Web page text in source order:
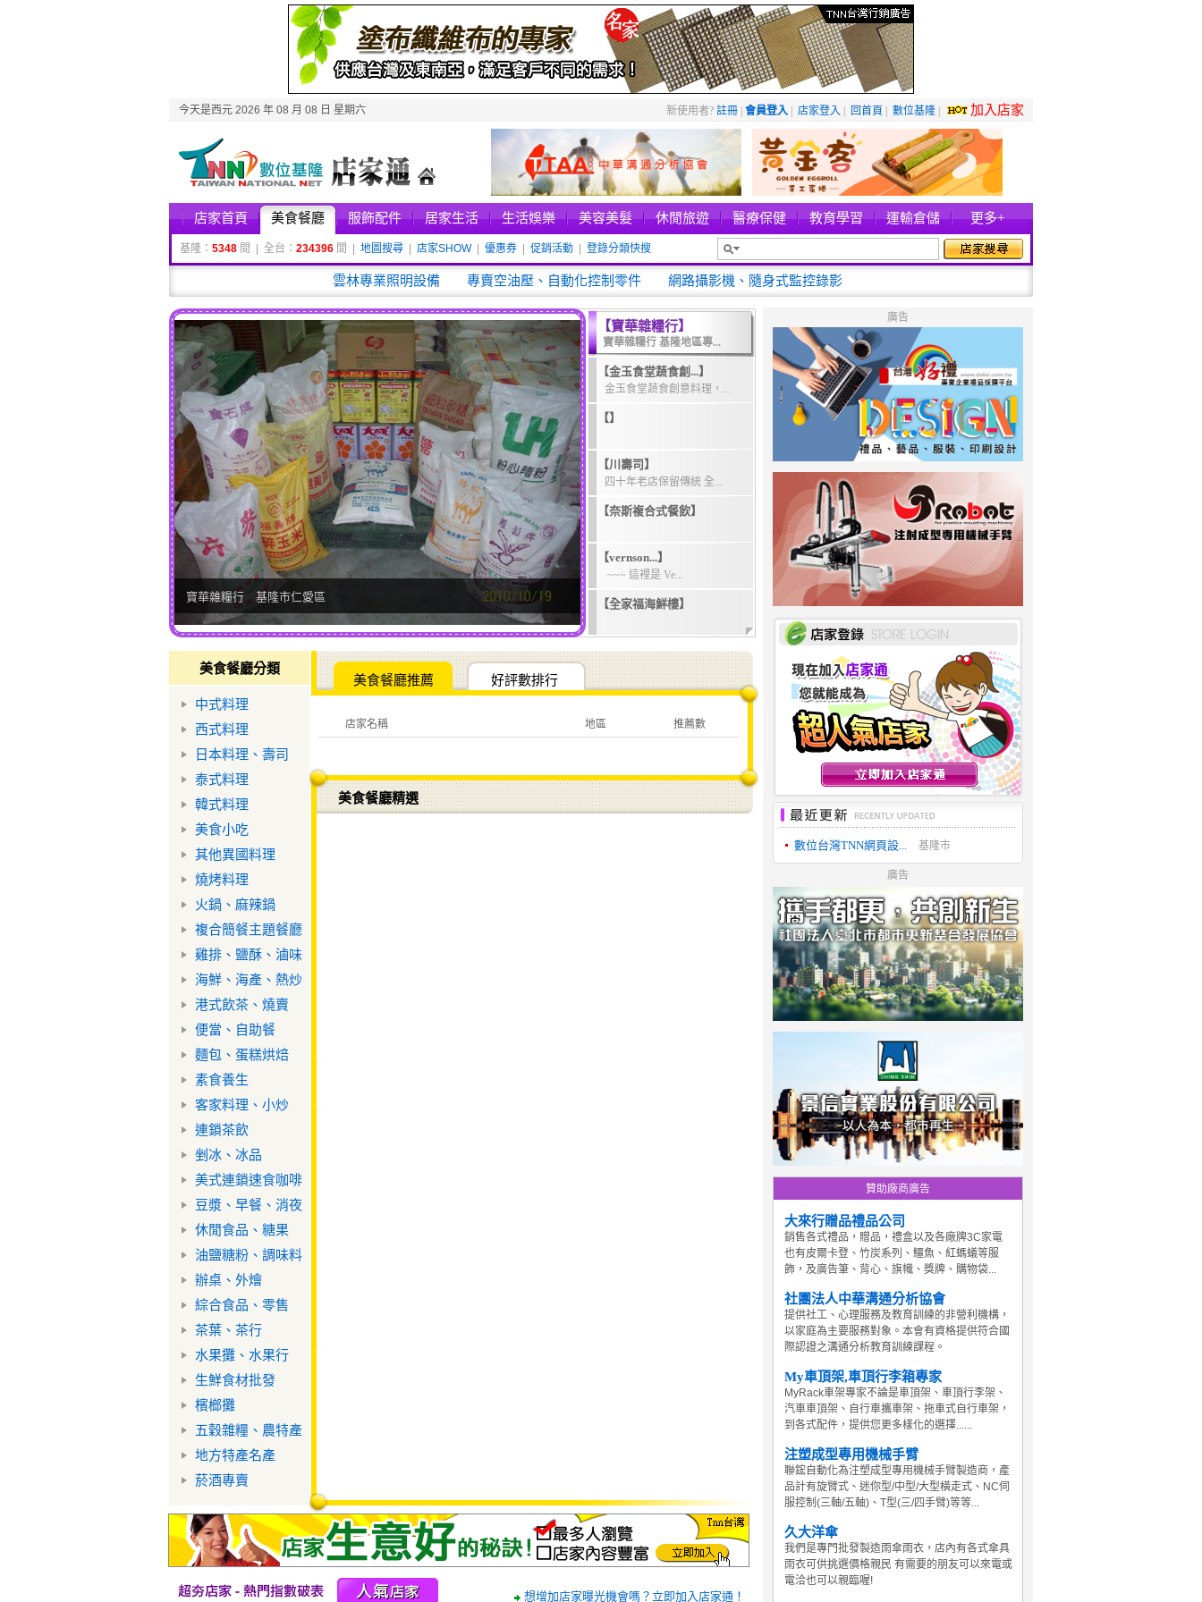
今天是西元 2026 年 08 月 08 日 星期六 新使用者? 註冊| 會員登入| 店家登入 回首頁 數位基隆| 加入店家
店家首頁 美食餐廳 服飾配件 居家生活 生活娛樂 美容美髮 休閒旅遊 醫療保健 教育學習 運輸倉儲 更多+
基隆： 5348 間 | 全台： 234396 間 | 地圖搜尋 店家SHOW| 優惠券 促銷活動 登錄分類快搜
雲林專業照明設備 專賣空油壓、自動化控制零件 網路攝影機、隨身式監控錄影
寶華雜糧行 基隆市仁愛區
【寶華雜糧行】
寶華雜糧行 基隆地區專...
【金玉食堂蔬食創...】
金玉食堂蔬食創意料理，...
【】
【川壽司】
四十年老店保留傳統 全...
【奈斯複合式餐飲】
【vernson...】
~~~ 這裡是 Ve...
【全家福海鮮樓】
美食餐廳分類
中式料理
西式料理
日本料理、壽司
泰式料理
韓式料理
美食小吃
其他異國料理
燒烤料理
火鍋、麻辣鍋
複合簡餐主題餐廳
雞排、鹽酥、滷味
海鮮、海產、熱炒
港式飲茶、燒賣
便當、自助餐
麵包、蛋糕烘焙
素食養生
客家料理、小炒
連鎖茶飲
剉冰、冰品
美式連鎖速食咖啡
豆漿、早餐、消夜
休閒食品、糖果
油鹽糖粉、調味料
辦桌、外燴
綜合食品、零售
茶葉、茶行
水果攤、水果行
生鮮食材批發
檳榔攤
五穀雜糧、農特產
地方特產名產
菸酒專賣
美食餐廳推薦 好評數排行
店家名稱 地區 推薦數
美食餐廳精選
想增加店家曝光機會嗎？立即加入店家通！
廣告
數位台灣TNN網頁設... 基隆市
廣告
贊助廠商廣告
大來行贈品禮品公司
銷售各式禮品，贈品，禮盒以及各廠牌3C家電
也有皮爾卡登、竹炭系列、鱷魚、紅螞蟻等服
飾，及廣告筆、背心、旗幟、獎牌、購物袋...
社團法人中華溝通分析協會
提供社工、心理服務及教育訓練的非營利機構，
以家庭為主要服務對象。本會有資格提供符合國
際認證之溝通分析教育訓練課程。
My車頂架,車頂行李箱專家
MyRack車架專家不論是車頂架、車頂行李架、
汽車車頂架、自行車攜車架、拖車式自行車架，
到各式配件，提供您更多樣化的選擇......
注塑成型專用機械手臂
聯鋐自動化為注塑成型專用機械手臂製造商，產
品計有旋臂式、迷你型/中型/大型橫走式、NC伺
服控制(三軸/五軸)、T型(三/四手臂)等等...
久大洋傘
我們是專門批發製造雨傘雨衣，店內有各式傘具
雨衣可供挑選價格親民 有需要的朋友可以來電或
電洽也可以親臨喔!